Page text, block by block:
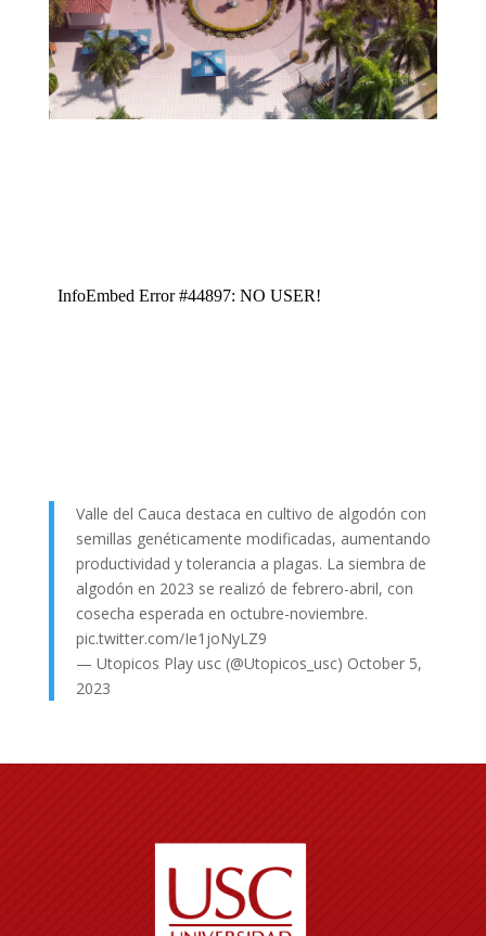
Valle del Cauca destaca en cultivo de algodón con
semillas genéticamente modificadas, aumentando
productividad y tolerancia a plagas. La siembra de
algodón en 2023 se realizó de febrero-abril, con
cosecha esperada en octubre-noviembre.
pic.twitter.com/Ie1joNyLZ9
— Utopicos Play usc (@Utopicos_usc) October 5,
2023